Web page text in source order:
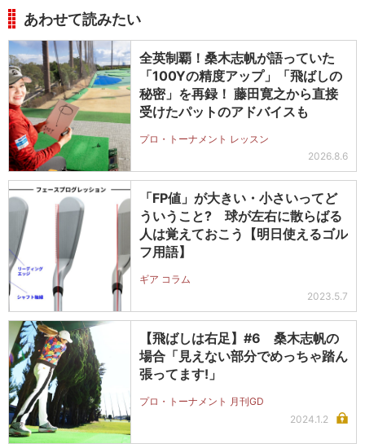
あわせて読みたい
全英制覇！桑木志帆が語っていた
「100Yの精度アップ」「飛ばしの
秘密」を再録！ 藤田寛之から直接
受けたパットのアドバイスも
プロ・トーナメント レッスン
2026.8.6
「FP値」が大きい・小さいってど
ういうこと? 球が左右に散らばる
人は覚えておこう【明日使えるゴル
フ用語】
ギア コラム
2023.5.7
【飛ばしは右足】#6 桑木志帆の
場合「見えない部分でめっちゃ踏ん
張ってます!」
プロ・トーナメント 月刊GD
2024.1.2